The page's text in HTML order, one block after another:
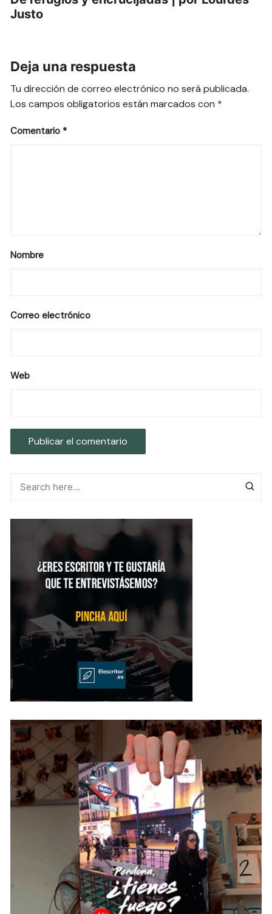
Justo
Deja una respuesta
Tu dirección de correo electrónico no será publicada.
Los campos obligatorios están marcados con *
Comentario *
Nombre
Correo electrónico
Web